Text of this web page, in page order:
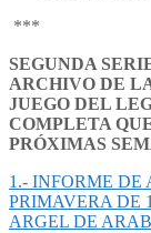
***
SEGUNDA
ARCHIVO DE
JUEGO DEL
COMPLETA
PRÓXIMAS
1.- INFORME DE
PRIMAVERA DE
ARGEL DE